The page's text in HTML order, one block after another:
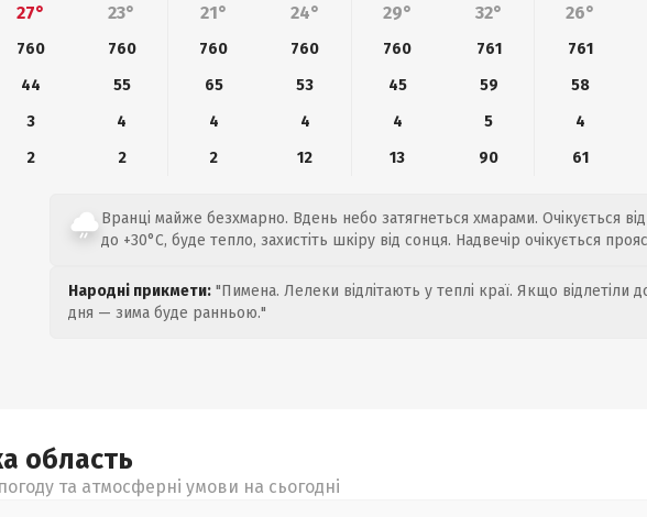
27°
23° 21° 24° 29° 32° 26°
760 760 760 760 760 761 761
44
55 65 53 45 59 58
3
4 4 4 4 5 4
2
2 2 12 13 90 61
Вранці майже безхмарно. Вдень небо затягнеться хмарами. Очікується від
до +30°C, буде тепло, захистіть шкіру від сонця. Надвечір очікується
Народні прикмети: "Пимена. Лелеки відлітають у теплі краї. Якщо відлетіли
дня — зима буде ранньою."
область
та атмосферні умови на сьогодні